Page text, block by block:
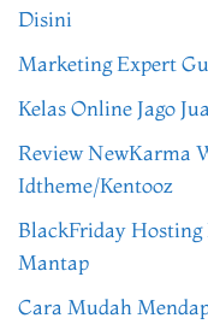
Disini
Marketing Expert
Kelas Online Jago
Review NewKarma
Idtheme/Kentooz
BlackFriday Hosting
Mantap
Cara Mudah